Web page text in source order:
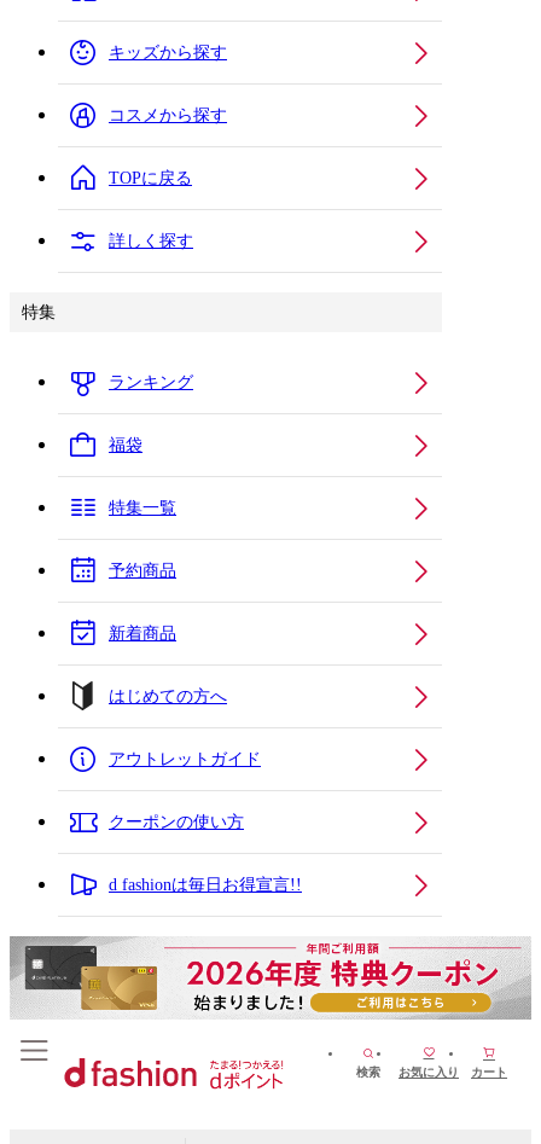
キッズから探す
コスメから探す
TOPに戻る
詳しく探す
特集
ランキング
福袋
特集一覧
予約商品
新着商品
はじめての方へ
アウトレットガイド
クーポンの使い方
d fashionは毎日お得宣言!!
検索 お気に入り カート